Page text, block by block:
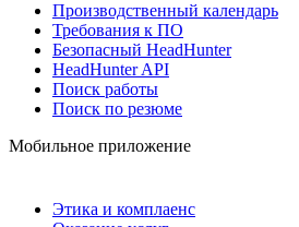
Производственный календарь
Требования к ПО
Безопасный HeadHunter
HeadHunter API
Поиск работы
Поиск по резюме
Мобильное приложение
Этика и комплаенс